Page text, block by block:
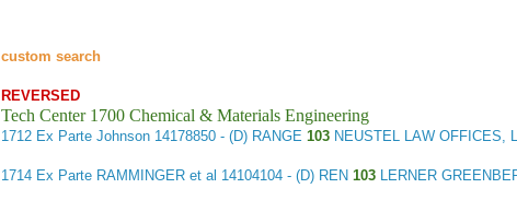
custom search
REVERSED
Tech Center 1700 Chemical & Materials Engineering
1712 Ex Parte Johnson 14178850 - (D) RANGE103 NEUSTEL LAW OFFICES,
1714 Ex Parte RAMMINGER et al 14104104 - (D) REN103 LERNER